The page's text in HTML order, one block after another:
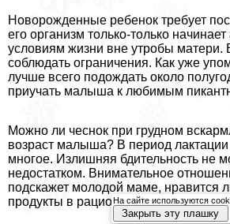
Новорожденные ребенок требует
его организм только-только
условиям жизни вне утробы матери.
соблюдать ограничения. Как уже
лучше всего подождать около
приучать малыша к любимым
Можно ли чеснок при грудном
возраст малыша? В период
многое. Излишняя бдительность не
недостатком. Внимательное
подскажет молодой маме, нравится
продукты в рационе женщины.
На сайте используются
Закрыть эту плашку